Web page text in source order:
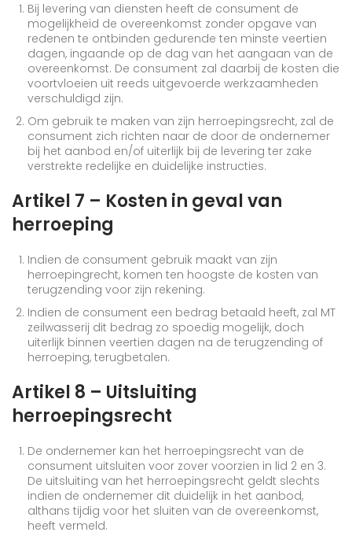
Bij levering van diensten heeft de consument de
mogelijkheid de overeenkomst zonder opgave van
redenen te ontbinden gedurende ten minste veertien
dagen, ingaande op de dag van het aangaan van de
overeenkomst. De consument zal daarbij de kosten die
voortvloeien uit reeds uitgevoerde werkzaamheden
verschuldigd zijn.
Om gebruik te maken van zijn herroepingsrecht, zal de
consument zich richten naar de door de ondernemer
bij het aanbod en/of uiterlijk bij de levering ter zake
verstrekte redelijke en duidelijke instructies.
Artikel 7 – Kosten in geval van
herroeping
Indien de consument gebruik maakt van zijn
herroepingrecht, komen ten hoogste de kosten van
terugzending voor zijn rekening.
Indien de consument een bedrag betaald heeft, zal MT
zeilwasserij dit bedrag zo spoedig mogelijk, doch
uiterlijk binnen veertien dagen na de terugzending of
herroeping, terugbetalen.
Artikel 8 – Uitsluiting
herroepingsrecht
De ondernemer kan het herroepingsrecht van de
consument uitsluiten voor zover voorzien in lid 2 en 3.
De uitsluiting van het herroepingsrecht geldt slechts
indien de ondernemer dit duidelijk in het aanbod,
althans tijdig voor het sluiten van de overeenkomst,
heeft vermeld.